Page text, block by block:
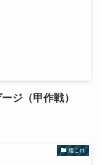
ジ（甲作戦）
艦これ